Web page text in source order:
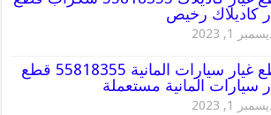
كاديلاك رخيص
1, 2023
قطع غيار سيارات المانية 55818355 قطع
سيارات المانية مستعملة
1, 2023